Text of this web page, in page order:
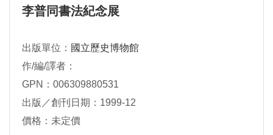
李普同書法紀念展
出版單位： 國立歷史博物館
作/編/譯者：
GPN：006309880531
出版／創刊日期：1999-12
價格：未定價